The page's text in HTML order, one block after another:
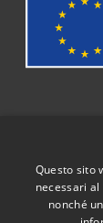
Telefono:
Questo sito
necessari
nonché